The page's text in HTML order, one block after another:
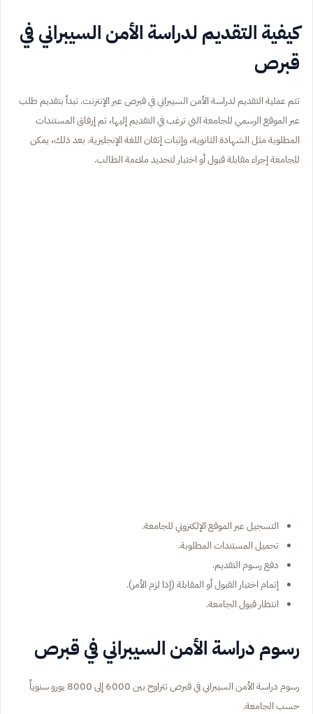
كيفية التقديم لدراسة الأمن السيبراني في
قبرص
تتم عملية التقديم لدراسة الأمن السيبراني في قبرص عبر الإنترنت. تبدأ بتقديم طلب
عبر الموقع الرسمي للجامعة التي ترغب في التقديم إليها، ثم إرفاق المستندات
المطلوبة مثل الشهادة الثانوية، وإثبات إتقان اللغة الإنجليزية. بعد ذلك، يمكن
للجامعة إجراء مقابلة قبول أو اختبار لتحديد ملاءمة الطالب.
التسجيل عبر الموقع الإلكتروني للجامعة.
تحميل المستندات المطلوبة.
دفع رسوم التقديم.
إتمام اختبار القبول أو المقابلة (إذا لزم الأمر).
انتظار قبول الجامعة.
رسوم دراسة الأمن السيبراني في قبرص
رسوم دراسة الأمن السيبراني في قبرص تتراوح بين 6000 إلى 8000 يورو سنوياً
حسب الجامعة.